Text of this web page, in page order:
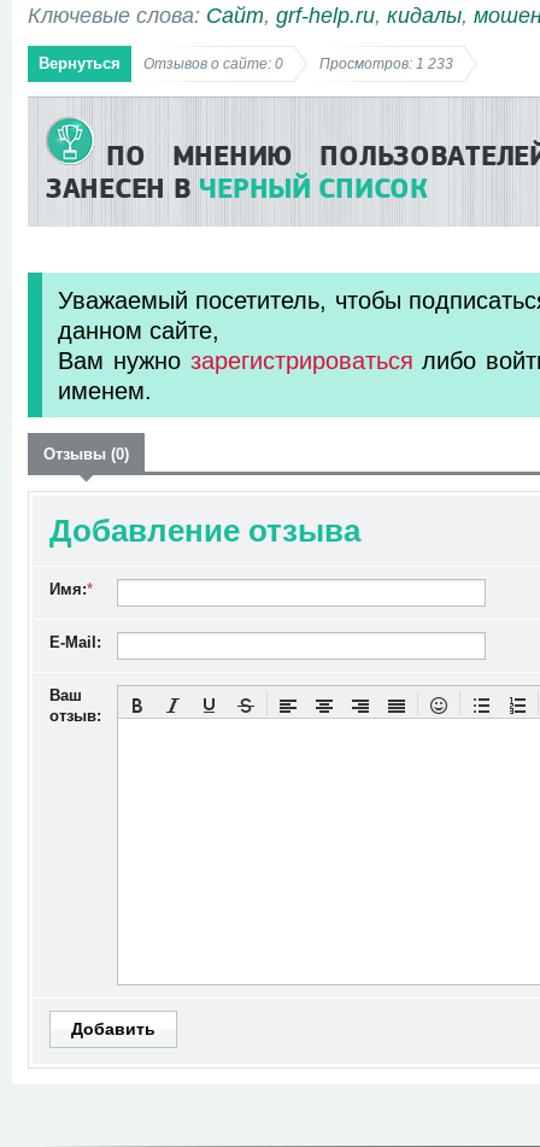
Ключевые слова: Сайт, grf-help.ru, кидалы,
Вернуться Отзывов о сайте: 0 Просмотров: 1 233
ПО МНЕНИЮ
ЗАНЕСЕН В ЧЕРНЫЙ СПИСОК
Уважаемый посетитель, чтобы
данном сайте,
Вам нужно зарегистрироваться либо
именем.
Отзывы (0)
Добавление отзыва
Имя:*
E-Mail:
Ваш
отзыв:
Добавить